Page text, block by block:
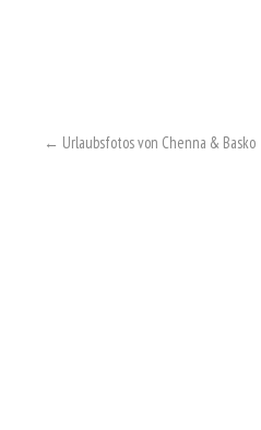
← Urlaubsfotos von Chenna & Basko